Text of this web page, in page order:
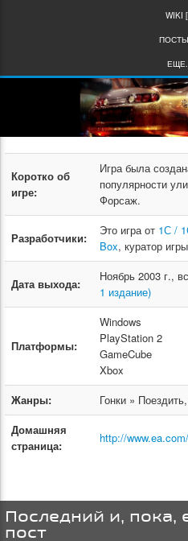
WIKI
Коротко об
игре:
Игра была
популярности
Форсаж.
Разработчики:
Это игра от 1С /
Box, куратор игры
Дата выхода:
Ноябрь 2003 г.,
1 издание)
Платформы:
Windows
PlayStation 2
GameCube
Xbox
Жанры:
Гонки »
Домашняя
страница:
http://
Последний и, пока,
пост